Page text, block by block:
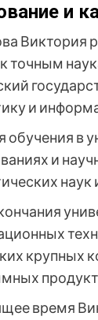
и
Виктория
к точным
и
обучения в
и
наук
крупных
время